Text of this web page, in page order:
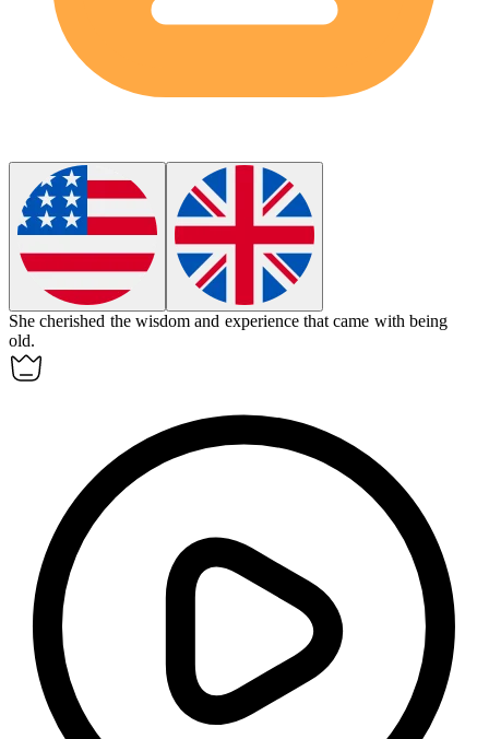
She cherished the wisdom and experience that came with being
old.